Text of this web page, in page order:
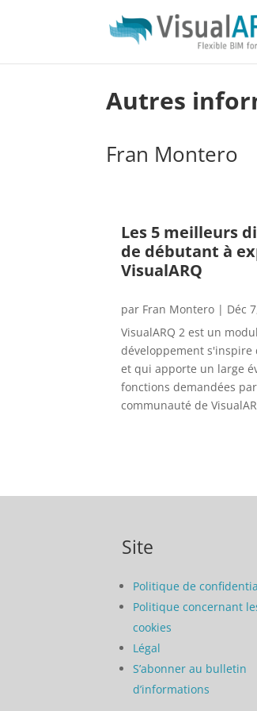
Autres
Fran Montero
Les 5 meilleurs
de débutant à
VisualARQ
par Fran Montero | Déc
VisualARQ 2 est un
développement s'inspire
et qui apporte un large
fonctions demandées
communauté de
Site
Politique de
Politique concernant
cookies
Légal
S’abonner au bulletin
d’informations